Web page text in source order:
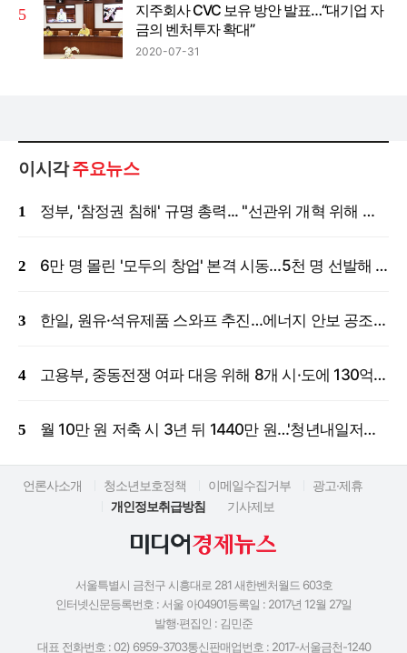
지주회사 CVC 보유 방안 발표…“대기업 자
금의 벤처투자 확대”
2020-07-31
이시각주요뉴스
정부, '참정권 침해' 규명 총력... "선관위 개혁 위해 국정조사 등 모든 조치"
6만 명 몰린 '모두의 창업' 본격 시동…5천 명 선발해 밀착 지원
한일, 원유·석유제품 스와프 추진…에너지 안보 공조 강화
고용부, 중동전쟁 여파 대응 위해 8개 시·도에 130억 원 긴급 투입
월 10만 원 저축 시 3년 뒤 1440만 원…'청년내일저축계좌' 신규 모집
언론사소개 청소년보호정책 이메일수집거부
광고·제휴
개인정보취급방침
기사제보
서울특별시 금천구 시흥대로 281 새한벤처월드 603호
인터넷신문등록번호 : 서울 아04901등록일 : 2017년 12월 27일
발행·편집인 : 김민준
대표 전화번호 : 02) 6959-3703통신판매업번호 : 2017-서울금천-1240